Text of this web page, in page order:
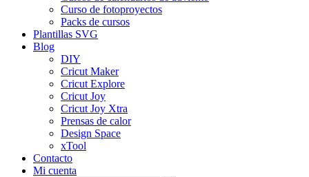
Curso de fotoproyectos
Packs de cursos
Plantillas SVG
Blog
DIY
Cricut Maker
Cricut Explore
Cricut Joy
Cricut Joy Xtra
Prensas de calor
Design Space
xTool
Contacto
Mi cuenta